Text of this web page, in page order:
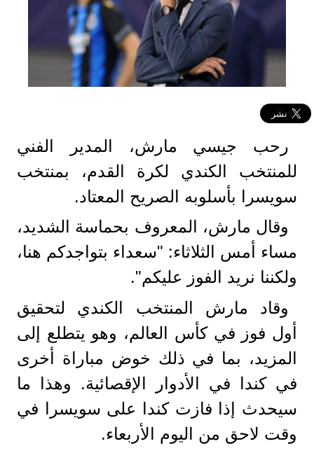
رحب جيسي مارش، المدير الفني
للمنتخب الكندي لكرة القدم، بمنتخب
سويسرا بأسلوبه الصريح المعتاد.
وقال مارش، المعروف بحماسة الشديد،
مساء أمس الثلاثاء: "سعداء بتواجدكم هنا،
ولكننا نريد الفوز عليكم".
وقاد مارش المنتخب الكندي لتحقيق
أول فوز في كأس العالم، وهو يتطلع إلى
المزيد، بما في ذلك خوض مباراة أخرى
في كندا في الأدوار الإقصائية. وهذا ما
سيحدث إذا فازت كندا على سويسرا في
وقت لاحق من اليوم الأربعاء.